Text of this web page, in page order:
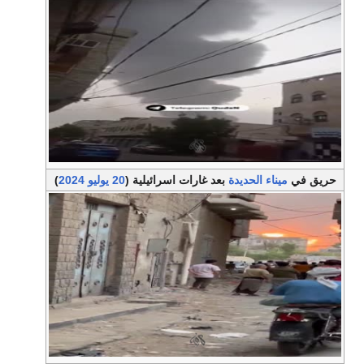
حريق في ميناء الحديدة بعد غارات اسرائيلية (20 يوليو 2024
)